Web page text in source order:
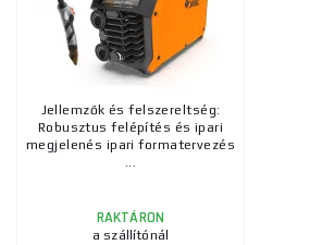
Jellemzők és felszereltség:
Robusztus felépítés és ipari
megjelenés ipari formatervezés
...
RAKTÁRON
a szállítónál